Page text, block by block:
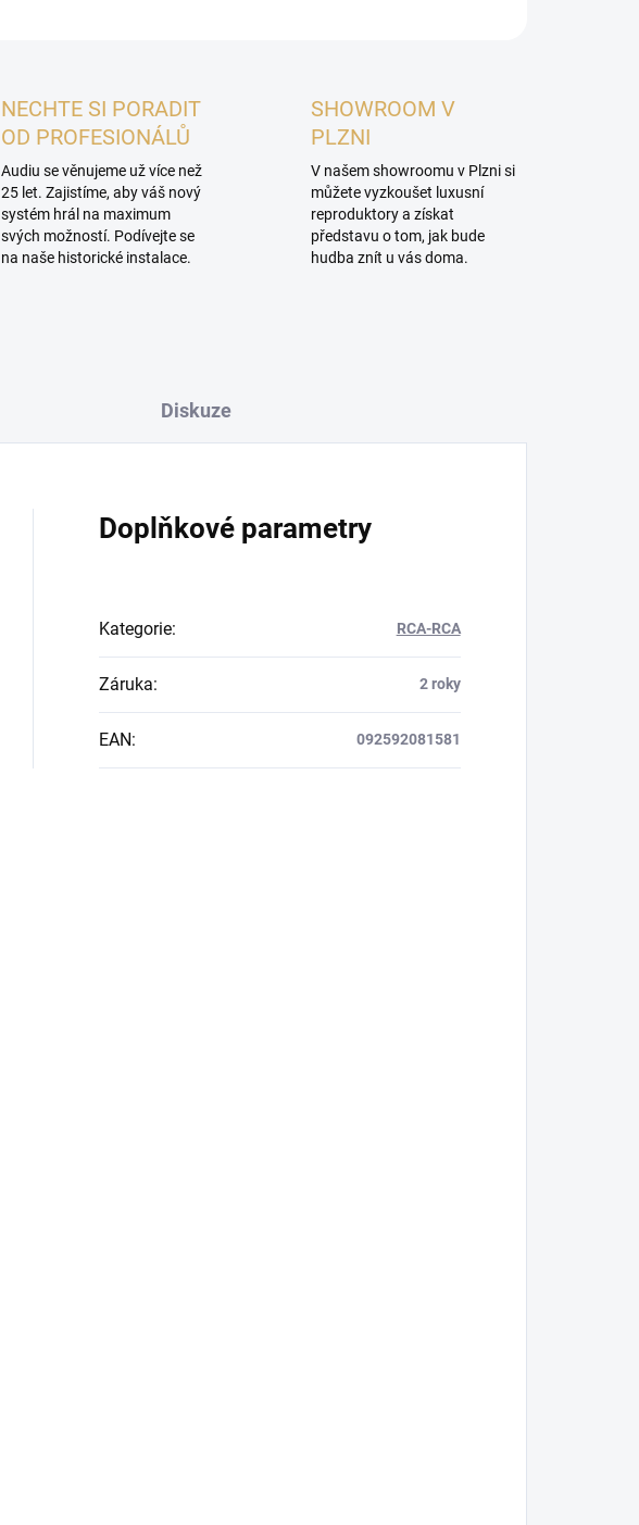
NECHTE SI PORADIT
OD PROFESIONÁLŮ
Audiu se věnujeme už více než
25 let. Zajistíme, aby váš nový
systém hrál na maximum
svých možností. Podívejte se
na naše historické instalace.
SHOWROOM V
PLZNI
V našem showroomu v Plzni si
můžete vyzkoušet luxusní
reproduktory a získat
představu o tom, jak bude
hudba znít u vás doma.
Diskuze
Doplňkové parametry
Kategorie: RCA-RCA
Záruka: 2 roky
EAN: 092592081581